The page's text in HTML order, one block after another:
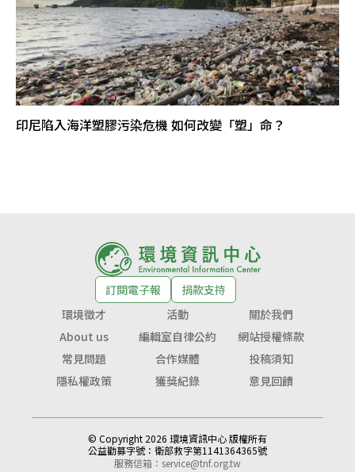
印尼陷入海洋塑膠污染危機 如何改變「塑」命？
訂閱電子報
捐款支持
環境徵才
活動
關於我們
About us
編輯室自律公約
網站授權條款
常見問題
合作媒體
投稿須知
隱私權政策
獲獎紀錄 意見回饋
© Copyright 2026 環境資訊中心 版權所有
公益勸募字號： 衛部救字第1141364365號
服務信箱： service@tnf.org.tw